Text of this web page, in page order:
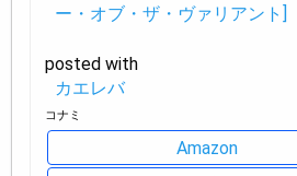
ー・オブ・ザ・ヴァリアント]
posted with
カエレバ
コナミ
Amazon